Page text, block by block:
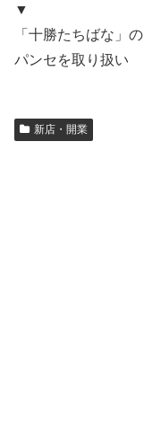
▼
「十勝たちばな」の
パンセを取り扱い
新店・開業